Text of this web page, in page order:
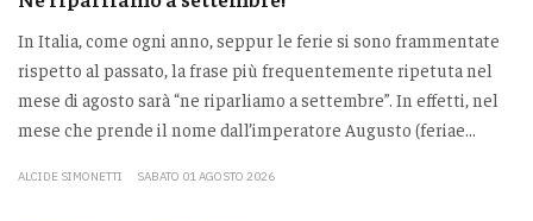
In Italia, come ogni anno, seppur le ferie si sono frammentate
rispetto al passato, la frase più frequentemente ripetuta nel
mese di agosto sarà “ne riparliamo a settembre”. In effetti, nel
mese che prende il nome dall’imperatore Augusto (feriae...
ALCIDE SIMONETTI SABATO 01 AGOSTO 2026